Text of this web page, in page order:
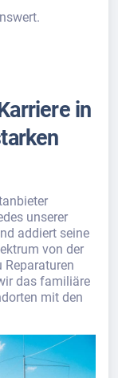
in
unserer
addiert seine
von der
Reparaturen
das familiäre
mit den